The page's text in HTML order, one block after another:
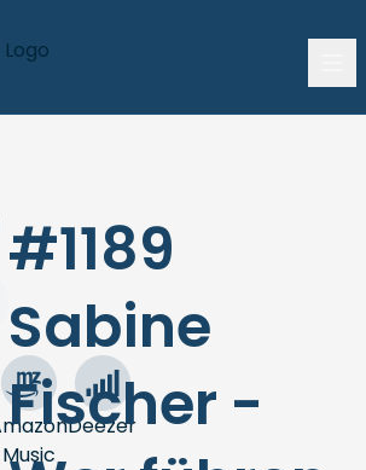
Music
Deezer
#1189
Sabine
Fischer -